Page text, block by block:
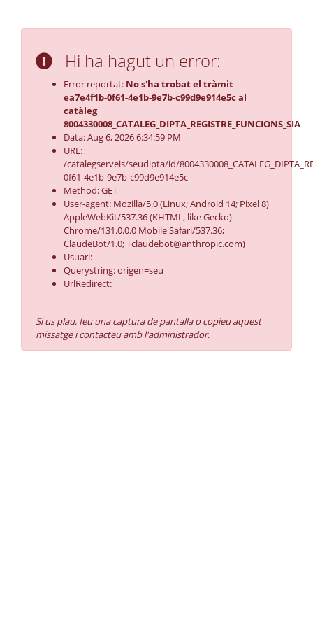
Hi ha hagut un error:
Error reportat: No s'ha trobat el tràmit
ea7e4f1b-0f61-4e1b-9e7b-c99d9e914e5c al
catàleg
8004330008_CATALEG_DIPTA_REGISTRE_FUNCIONS_SIA
Data: Aug 6, 2026 6:34:59 PM
URL:
/catalegserveis/seudipta/id/
0f61-4e1b-9e7b-c99d9e914e5c
Method: GET
User-agent: Mozilla/5.0 (Linux; Android 14; Pixel 8)
AppleWebKit/537.36 (KHTML, like Gecko)
Chrome/131.0.0.0 Mobile Safari/537.36;
ClaudeBot/1.0; +claudebot@anthropic.com)
Usuari:
Querystring: origen=seu
UrlRedirect:
Si us plau, feu una captura de pantalla o copieu aquest
missatge i contacteu amb l'administrador.